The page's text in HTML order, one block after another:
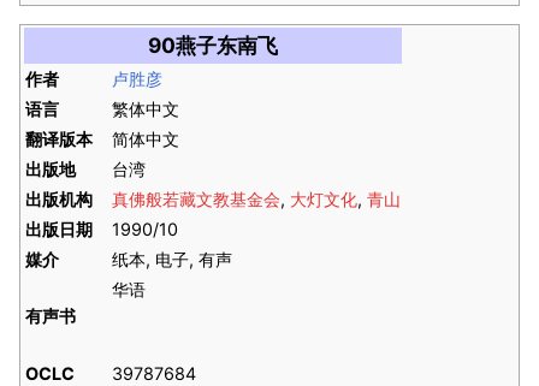
90燕子东南飞
作者
卢胜彦
语言
繁体中文
翻译版本
简体中文
出版地
台湾
出版机构
真佛般若藏文教基金会, 大灯文化, 青山
出版日期
1990/10
媒介
纸本, 电子, 有声
有声书
华语
OCLC
39787684